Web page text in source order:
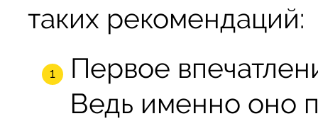
таких рекомендаций:
Первое
Ведь именно оно